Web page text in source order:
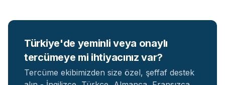
Türkiye'de yeminli veya onaylı
tercümeye mi ihtiyacınız var?
Tercüme ekibimizden size özel, şeffaf destek